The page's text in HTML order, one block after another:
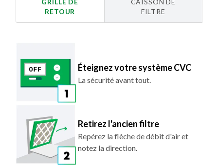
RETOUR
FILTRE
Éteignez votre système CVC
La sécurité avant tout.
Retirez l'ancien filtre
Repérez la flèche de débit d'air et
notez la direction.